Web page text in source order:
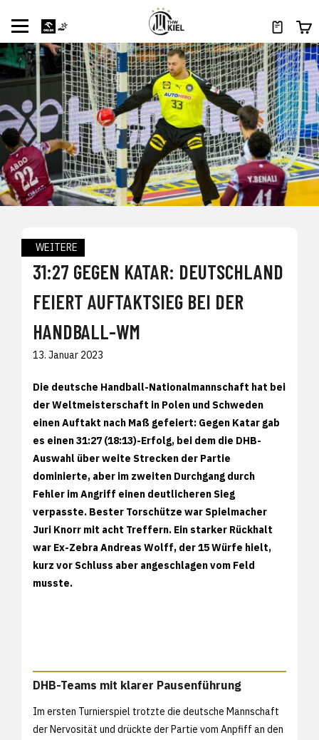
WEITERE
31:27 GEGEN KATAR: DEUTSCHLAND
FEIERT AUFTAKTSIEG BEI DER
HANDBALL-WM
13. Januar 2023
Die deutsche Handball-Nationalmannschaft hat bei
der Weltmeisterschaft in Polen und Schweden
einen Auftakt nach Maß gefeiert: Gegen Katar gab
es einen 31:27 (18:13)-Erfolg, bei dem die DHB-
Auswahl über weite Strecken der Partie
dominierte, aber im zweiten Durchgang durch
Fehler im Angriff einen deutlicheren Sieg
verpasste. Bester Torschütze war Spielmacher
Juri Knorr mit acht Treffern. Ein starker Rückhalt
war Ex-Zebra Andreas Wolff, der 15 Würfe hielt,
kurz vor Schluss aber angeschlagen vom Feld
musste.
DHB-Teams mit klarer Pausenführung
Im ersten Turnierspiel trotzte die deutsche Mannschaft
der Nervosität und drückte der Partie vom Anpfiff an den